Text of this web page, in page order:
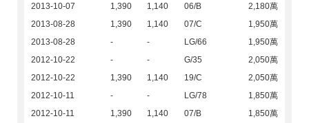
2013-10-07
1,390 1,140 06/B
2,180萬
2013-08-28
1,390 1,140 07/C
1,950萬
2013-08-28
- - LG/66
1,950萬
2012-10-22
- - G/35
2,050萬
2012-10-22
1,390 1,140 19/C
2,050萬
2012-10-11
- - LG/78
1,850萬
2012-10-11
1,390 1,140 07/B
1,850萬